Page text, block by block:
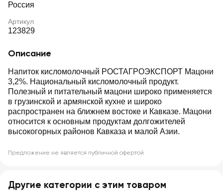
Россия
Артикул
123829
Описание
Напиток кисломолочный РОСТАГРОЭКСПОРТ Мацони
3,2%. Национальный кисломолочный продукт.
Полезный и питательный мацони широко применяется
в грузинской и армянской кухне и широко
распространен на ближнем востоке и Кавказе. Мацони
относится к основным продуктам долгожителей
высокогорных районов Кавказа и малой Азии.
Предложение не является публичной офертой
Другие категории с этим товаром